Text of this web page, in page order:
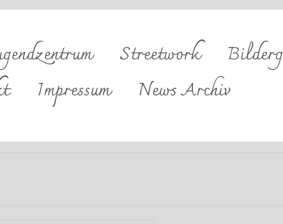
Streetwork
Impressum News Archiv